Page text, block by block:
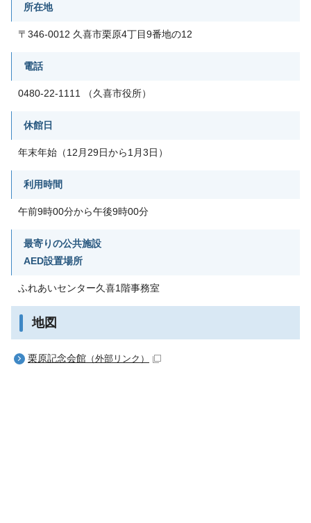
所在地
〒346-0012 久喜市栗原4丁目9番地の12
電話
0480-22-1111 （久喜市役所）
休館日
年末年始（12月29日から1月3日）
利用時間
午前9時00分から午後9時00分
最寄りの公共施設
AED設置場所
ふれあいセンター久喜1階事務室
地図
栗原記念会館 （外部リンク）